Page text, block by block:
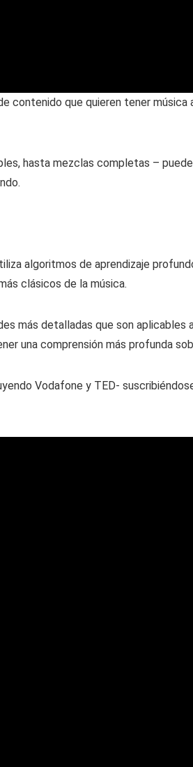
que quieren tener música
hasta mezclas completas –
algoritmos de aprendizaje
clásicos de la música.
más detalladas que son
una comprensión más profunda
Vodafone y TED-